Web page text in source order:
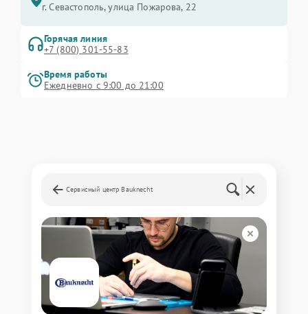
г. Севастополь, улица Пожарова, 22
Горячая линия
+7 (800) 301-55-83
Время работы
Ежедневно с 9:00 до 21:00
Сервисный центр Bauknecht